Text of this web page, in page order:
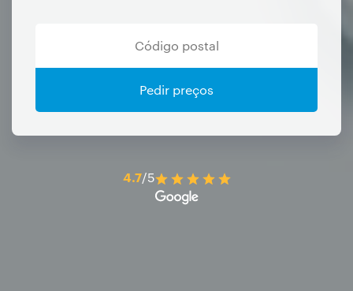
Pedir preços
4.7/5